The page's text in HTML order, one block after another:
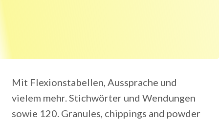
Mit Flexionstabellen, Aussprache und
vielem mehr. Stichwörter und Wendungen
sowie 120. Granules, chippings and powder